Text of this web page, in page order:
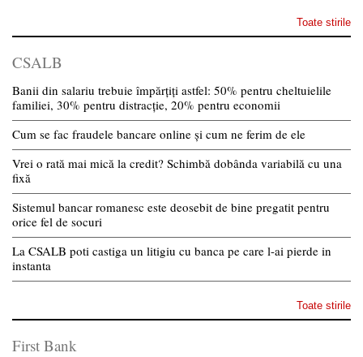
Toate stirile
CSALB
Banii din salariu trebuie împărțiți astfel: 50% pentru cheltuielile
familiei, 30% pentru distracție, 20% pentru economii
Cum se fac fraudele bancare online și cum ne ferim de ele
Vrei o rată mai mică la credit? Schimbă dobânda variabilă cu una
fixă
Sistemul bancar romanesc este deosebit de bine pregatit pentru
orice fel de socuri
La CSALB poti castiga un litigiu cu banca pe care l-ai pierde in
instanta
Toate stirile
First Bank